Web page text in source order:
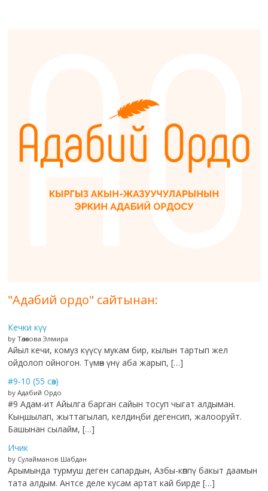
"Адабий ордо" сайтынан:
Кечки күү
by Төлөкова Элмира
Айыл кечи, комуз күүсү мукам бир, кылын тартып жел
ойдолоп ойногон. Түмөн үнү аба жарып, […]
#9-10 (55 сөз)
by Адабий Ордо
#9 Адам-ит Айылга барган сайын тосуп чыгат алдыман.
Кыңшылап, жыттагылап, келдиңби дегенсип, жалооруйт.
Башынан сылайм, […]
Ичик
by Сулайманов Шабдан
Арымында турмуш деген сапардын, Азбы-көппү бакыт даамын
тата алдым. Антсе деле кусам артат кай бирде […]